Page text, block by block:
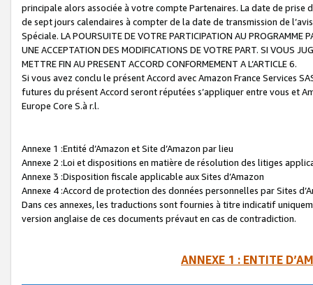
principale alors associée à votre compte Partenaires. La date de
de sept jours calendaires à compter de la date de transmission de
Spéciale. LA POURSUITE DE VOTRE PARTICIPATION AU PROGRAMME
UNE ACCEPTATION DES MODIFICATIONS DE VOTRE PART. SI VOUS
METTRE FIN AU PRESENT ACCORD CONFORMEMENT A L’ARTICLE 6.
Si vous avez conclu le présent Accord avec Amazon France Services
futures du présent Accord seront réputées s’appliquer entre vous et
Europe Core S.à r.l.
Annexe 1 :Entité d’Amazon et Site d’Amazon par lieu
Annexe 2 :Loi et dispositions en matière de résolution des litiges
Annexe 3 :Disposition fiscale applicable aux Sites d’Amazon
Annexe 4 :Accord de protection des données personnelles par Sites
Dans ces annexes, les traductions sont fournies à titre indicatif
version anglaise de ces documents prévaut en cas de contradiction.
ANNEXE 1 : ENTITE